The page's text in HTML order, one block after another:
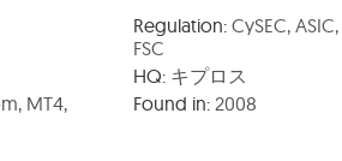
Regulation: CySEC,
FSC
HQ: キプロス
MT4,
Found in: 2008